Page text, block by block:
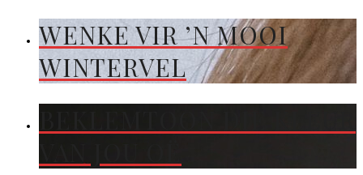
WENKE VIR ’N MOOI
WINTERVEL